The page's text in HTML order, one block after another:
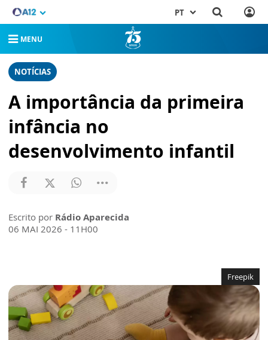
PT
MENU
NOTÍCIAS
A importância da primeira
infância no
desenvolvimento infantil
Escrito por Rádio Aparecida
06 MAI 2026 - 11H00
Freepik